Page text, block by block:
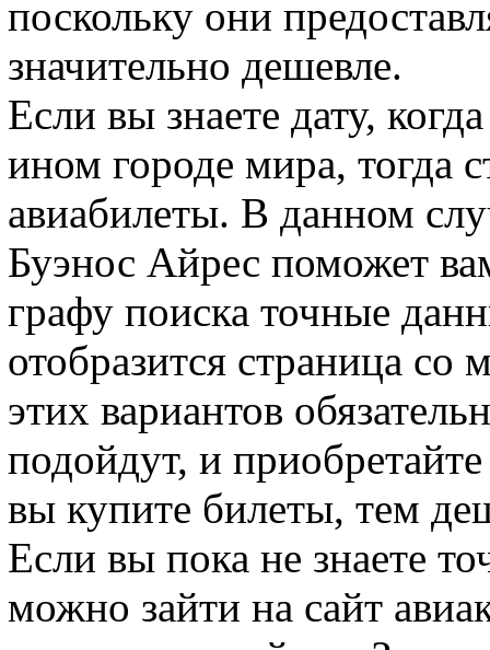
поскольку они
значительно дешевле.
Если вы знаете дату,
ином городе мира, тогда
авиабилеты. В данном
Буэнос Айрес поможет
графу поиска точные
отобразится страница
этих вариантов
подойдут, и
вы купите билеты, тем
Если вы пока не знаете
можно зайти на сайт